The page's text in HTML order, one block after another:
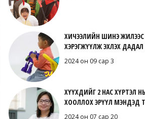
ХИЧЭЭЛИЙН ШИНЭ ЖИЛЭЭС
ХЭРЭГЖҮҮЛЖ ЭХЛЭХ ДАДАЛ
2024 он 09 сар 3
ХҮҮХДИЙГ 2 НАС ХҮРТЭЛ
ХООЛЛОХ ЭРҮҮЛ МЭНДЭД
2024 он 07 сар 20